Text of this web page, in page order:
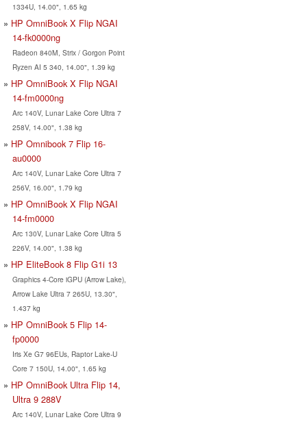
1334U, 14.00", 1.65 kg
HP OmniBook X Flip NGAI
14-fk0000ng
Radeon 840M, Strix / Gorgon Point
Ryzen AI 5 340, 14.00", 1.39 kg
HP OmniBook X Flip NGAI
14-fm0000ng
Arc 140V, Lunar Lake Core Ultra 7
258V, 14.00", 1.38 kg
HP Omnibook 7 Flip 16-
au0000
Arc 140V, Lunar Lake Core Ultra 7
256V, 16.00", 1.79 kg
HP OmniBook X Flip NGAI
14-fm0000
Arc 130V, Lunar Lake Core Ultra 5
226V, 14.00", 1.38 kg
HP EliteBook 8 Flip G1i 13
Graphics 4-Core iGPU (Arrow Lake),
Arrow Lake Ultra 7 265U, 13.30",
1.437 kg
HP OmniBook 5 Flip 14-
fp0000
Iris Xe G7 96EUs, Raptor Lake-U
Core 7 150U, 14.00", 1.65 kg
HP OmniBook Ultra Flip 14,
Ultra 9 288V
Arc 140V, Lunar Lake Core Ultra 9